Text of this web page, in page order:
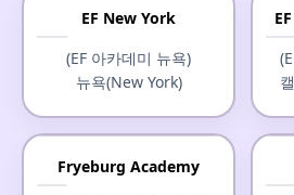
EF New York
(EF 아카데미 뉴욕)
뉴욕(New York)
Fryeburg Academy